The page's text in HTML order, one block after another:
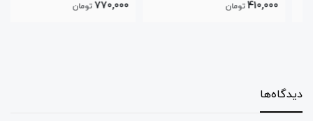
410,000 تومان 770,000 تومان
دیدگاه‌ها